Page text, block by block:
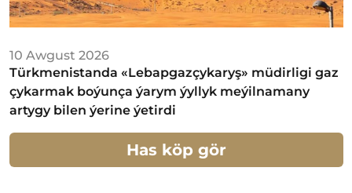
10 Awgust 2026
Türkmenistanda «Lebapgazçykaryş» müdirligi gaz
çykarmak boýunça ýarym ýyllyk meýilnamany
artygy bilen ýerine ýetirdi
Has köp gör